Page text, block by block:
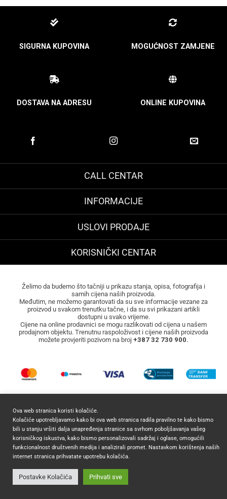
SIGURNA KUPOVINA MOGUĆNOST ZAMJENE
DOSTAVA NA ADRESU ONLINE KUPOVINA
CALL CENTAR
INFORMACIJE
USLOVI PRODAJE
KORISNIČKI CENTAR
Želimo da budemo što tačniji u prikazu stanja, opisa, fotografija i
samih cijena naših proizvoda.
Međutim, ne možemo garantovati da su sve informacije vezane za
proizvod u svakom trenutku tačne, i da su svi prikazani artikli
dostupni u svako vrijeme.
Cijene na online prodavnici se mogu razlikovati od cijena u našem
prodajnom objektu. Trenutnu raspoloživost i cijene naših proizvoda
možete provjeriti pozivom na broj +387 32 730 900.
2026 © Mocca Commerce Sva prava zadržana.
Ova web stranica koristi kolačiće.
Kolačiće upotrebljavamo kako bi ova web stranica radila pravilno te kako bismo
bili u stanju vršiti dalja unapređenja stranice sa svrhom poboljšavanja vašeg
korisničkog iskustva, kako bismo personalizovali sadržaj i oglase, omogućili
funkcionalnost društvenih medija i analizirali promet. Nastavkom korištenja naših
internet stranica prihvatate upotrebu kolačića.
Postavke Kolačića Prihvati sve